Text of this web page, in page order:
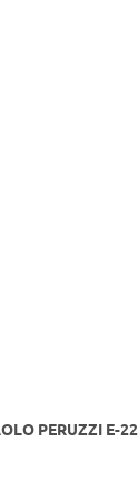
PERUZZI E-22